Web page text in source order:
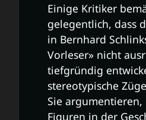
Einige Kritiker
gelegentlich, dass
in Bernhard
Vorleser» nicht
tiefgründig
stereotypische
Sie argumentieren,
Figuren in der